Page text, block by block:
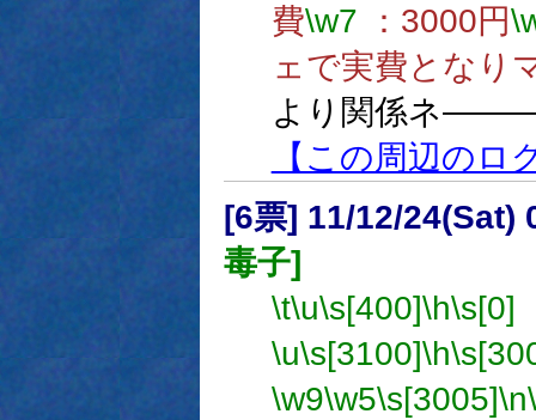
費\w7 ：3000円
ェで実費となり
より関係ネ
【この周辺のロ
[6票] 11/12/24(Sat)
毒子]
\t\u\s[400]\h\s[0]
\u\s[3100]\h
\w9\w5\s[3005]\n